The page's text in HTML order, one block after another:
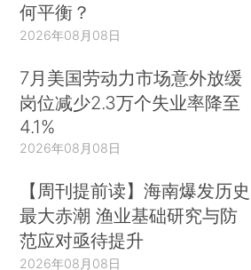
何平衡？
2026年08月08日
7月美国劳动力市场意外放缓
岗位减少2.3万个失业率降至
4.1%
2026年08月08日
【周刊提前读】海南爆发历史
最大赤潮 渔业基础研究与防
范应对亟待提升
2026年08月08日